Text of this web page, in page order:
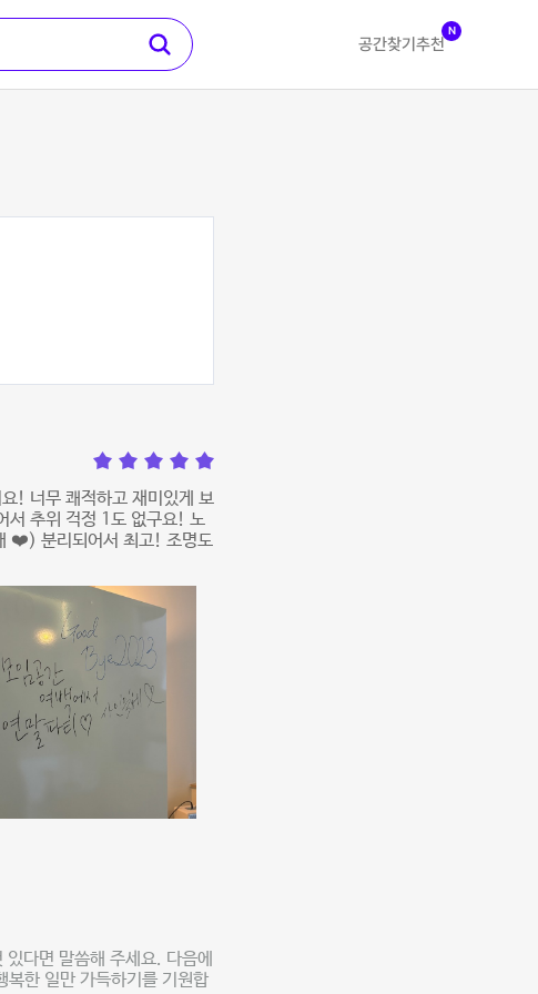
공간찾기 추천
N
! 너무 쾌적하고 재미있게 보
서 추위 걱정 1도 없구요! 노
❤️) 분리되어서 최고! 조명도
다면 말씀해 주세요. 다음에
복한 일만 가득하기를 기원합